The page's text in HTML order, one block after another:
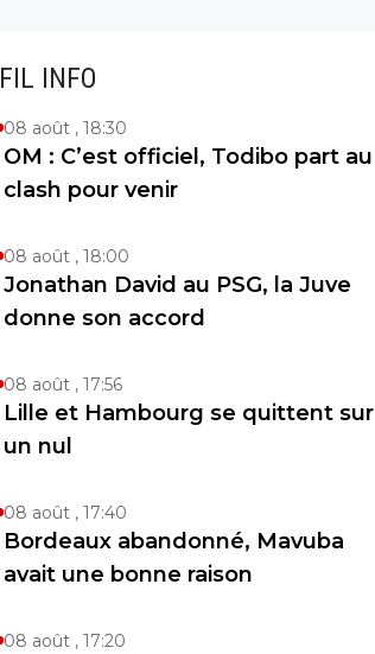
FIL INFO
08 août , 18:30
OM : C’est officiel, Todibo part au
clash pour venir
08 août , 18:00
Jonathan David au PSG, la Juve
donne son accord
08 août , 17:56
Lille et Hambourg se quittent sur
un nul
08 août , 17:40
Bordeaux abandonné, Mavuba
avait une bonne raison
08 août , 17:20